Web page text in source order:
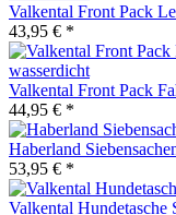
Valkental Front Pack
43,95 € *
Valkental Front Pack
44,95 € *
Haberland
53,95 € *
Valkental Hundetasche